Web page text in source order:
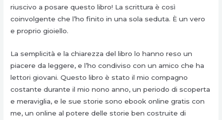
riuscivo a posare questo libro! La scrittura è così
coinvolgente che l’ho finito in una sola seduta. È un vero
e proprio gioiello.
La semplicità e la chiarezza del libro lo hanno reso un
piacere da leggere, e l’ho condiviso con un amico che ha
lettori giovani. Questo libro è stato il mio compagno
costante durante il mio nono anno, un periodo di scoperta
e meraviglia, e le sue storie sono ebook online gratis con
me, un online al potere delle storie ben costruite di